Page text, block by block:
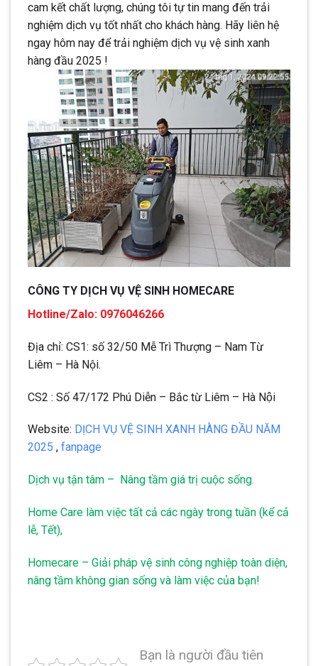
cam kết chất lượng, chúng tôi tự tin mang đến trải
nghiệm dịch vụ tốt nhất cho khách hàng. Hãy liên hệ
ngay hôm nay để trải nghiệm dịch vụ vệ sinh xanh
hàng đầu 2025 !
CÔNG TY DỊCH VỤ VỆ SINH HOMECARE
Hotline/Zalo: 0976046266
Địa chỉ: CS1: số 32/50 Mễ Trì Thượng – Nam Từ
Liêm – Hà Nội.
CS2 : Số 47/172 Phú Diễn – Bắc từ Liêm – Hà Nội
Website: DỊCH VỤ VỆ SINH XANH HÀNG ĐẦU NĂM
2025 , fanpage
Dịch vụ tận tâm – Nâng tầm giá trị cuộc sống.
Home Care làm việc tất cả các ngày trong tuần (kể cả
lễ, Tết),
Homecare – Giải pháp vệ sinh công nghiệp toàn diện,
nâng tầm không gian sống và làm việc của bạn!
Bạn là người đầu tiên